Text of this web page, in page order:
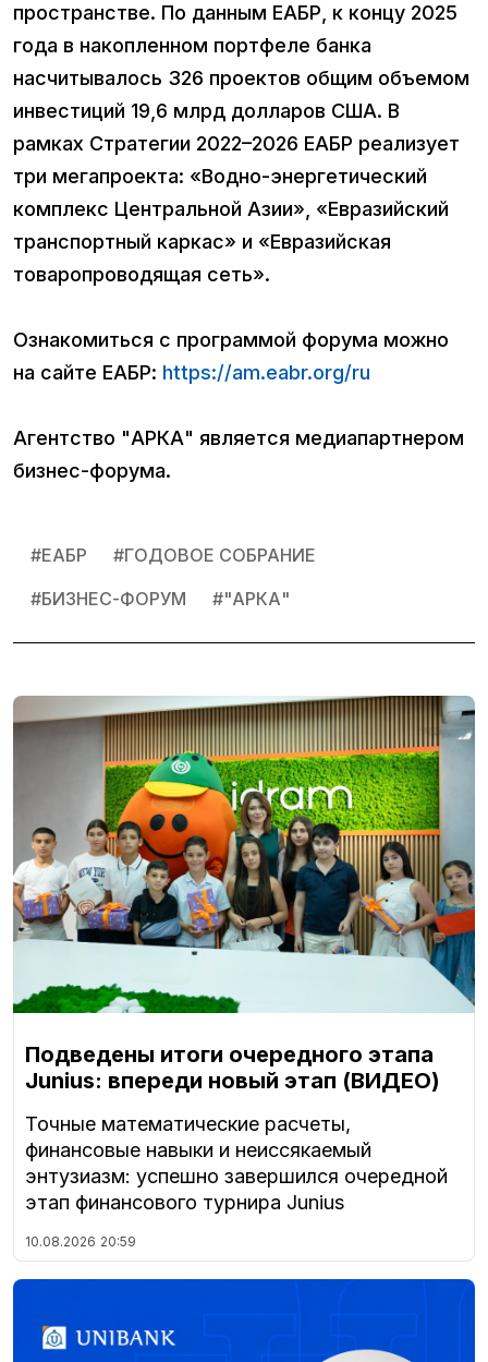
пространстве. По данным ЕАБР, к концу 2025
года в накопленном портфеле банка
насчитывалось 326 проектов общим объемом
инвестиций 19,6 млрд долларов США. В
рамках Стратегии 2022–2026 ЕАБР реализует
три мегапроекта: «Водно-энергетический
комплекс Центральной Азии», «Евразийский
транспортный каркас» и «Евразийская
товаропроводящая сеть».
Ознакомиться с программой форума можно
на сайте ЕАБР: https://am.eabr.org/ru
Агентство "АРКА" является медиапартнером
бизнес-форума.
#ЕАБР #ГОДОВОЕ СОБРАНИЕ
#БИЗНЕС-ФОРУМ #"АРКА"
Подведены итоги очередного этапа
Junius: впереди новый этап (ВИДЕО)
Точные математические расчеты,
финансовые навыки и неиссякаемый
энтузиазм: успешно завершился очередной
этап финансового турнира Junius
10.08.2026 20:59